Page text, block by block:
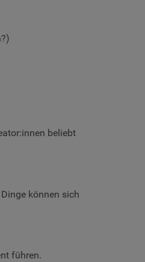
beliebt
können sich
führen.